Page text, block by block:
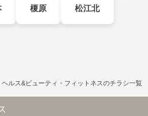
榎原 松江北
ヘルス&ビューティ・フィットネスのチラシ一覧